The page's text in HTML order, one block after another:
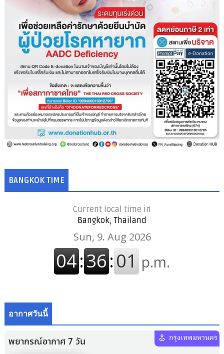
BANGKOK TIME
Current local time in
Bangkok, Thailand
อากาศวันนี้